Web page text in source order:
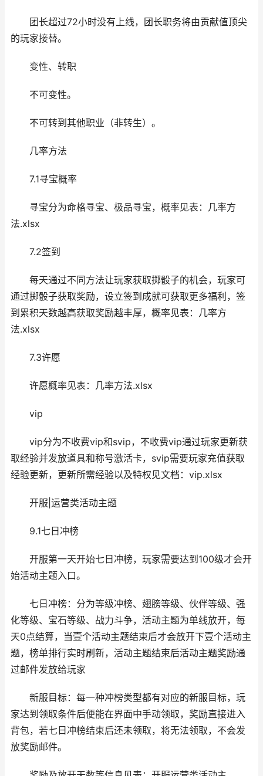
团长超过72小时没有上线，团长职务将由贡献值顶尖
的玩家接替。
变性、转职
不可变性。
不可转到其他职业（非转生）。
几率方法
7.1寻宝概率
寻宝分为命格寻宝、极品寻宝，概率见表：几率方
法.xlsx
7.2签到
每天通过不同方法让玩家获取掷骰子的机会，玩家可
通过掷骰子获取奖励，设立签到成就可获取更多福利，签
到累积天数越高获取奖励越丰厚，概率见表：几率方
法.xlsx
7.3许愿
许愿概率见表：几率方法.xlsx
vip
vip分为不收费vip和svip，不收费vip通过玩家更新获
取经验并发放道具和称号激活卡，svip需要玩家充值获取
经验更新，更新所需经验以及特权见文档：vip.xlsx
开服|运营类活动主题
9.1七日冲榜
开服第一天开始七日冲榜，玩家需要达到100级才会开
始活动主题入口。
七日冲榜：分为等级冲榜、翅膀等级、伙伴等级、强
化等级、宝石等级、战力斗争，活动主题为单线放开，每
天0点结算，当壹个活动主题结束后才会放开下壹个活动主
题，榜单排行实时刷新，活动主题结束后活动主题奖励通
过邮件发放给玩家
新服目标：每一种冲榜类型都有对应的新服目标，玩
家达到领取条件后便能在界面中手动领取，奖励直接进入
背包，若七日冲榜结束后还未领取，将无法领取，不会发
放奖励邮件。